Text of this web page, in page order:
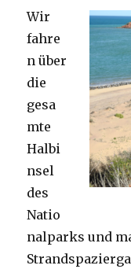
Wir
fahre
n über
die
gesa
mte
Halbi
nsel
des
Natio
nalparks und